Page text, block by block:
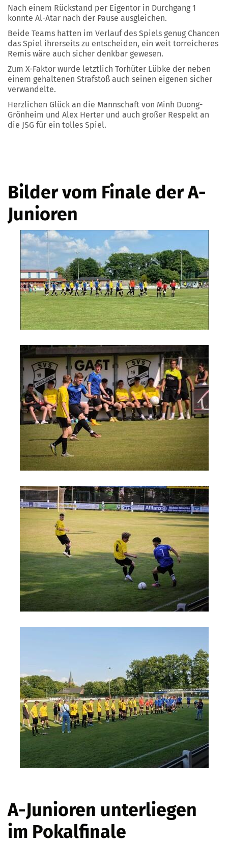
Nach einem Rückstand per Eigentor in Durchgang 1
konnte Al-Atar nach der Pause ausgleichen.
Beide Teams hatten im Verlauf des Spiels genug Chancen
das Spiel ihrerseits zu entscheiden, ein weit torreicheres
Remis wäre auch sicher denkbar gewesen.
Zum X-Faktor wurde letztlich Torhüter Lübke der neben
einem gehaltenen Strafstoß auch seinen eigenen sicher
verwandelte.
Herzlichen Glück an die Mannschaft von Minh Duong-
Grönheim und Alex Herter und auch großer Respekt an
die JSG für ein tolles Spiel.
Bilder vom Finale der A-
Junioren
A-Junioren unterliegen
im Pokalfinale